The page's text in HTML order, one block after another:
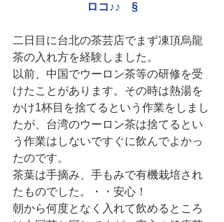
ロコ♪♪　§
二日目に台北の茶芸店でまず凍頂烏龍
茶の入れ方を経験しました。
以前、中国でウーロン茶等の研修を受
けたことがあります。その時は熱湯を
かけ1杯目を捨てるという作業をしまし
たが、台湾のウーロン茶は捨てるとい
う作業はしないですぐに飲んでよかっ
たのです。
茶葉は手摘み、手もみで有機栽培され
たものでした。・・安心！
朝から何度となく入れて飲めるところ